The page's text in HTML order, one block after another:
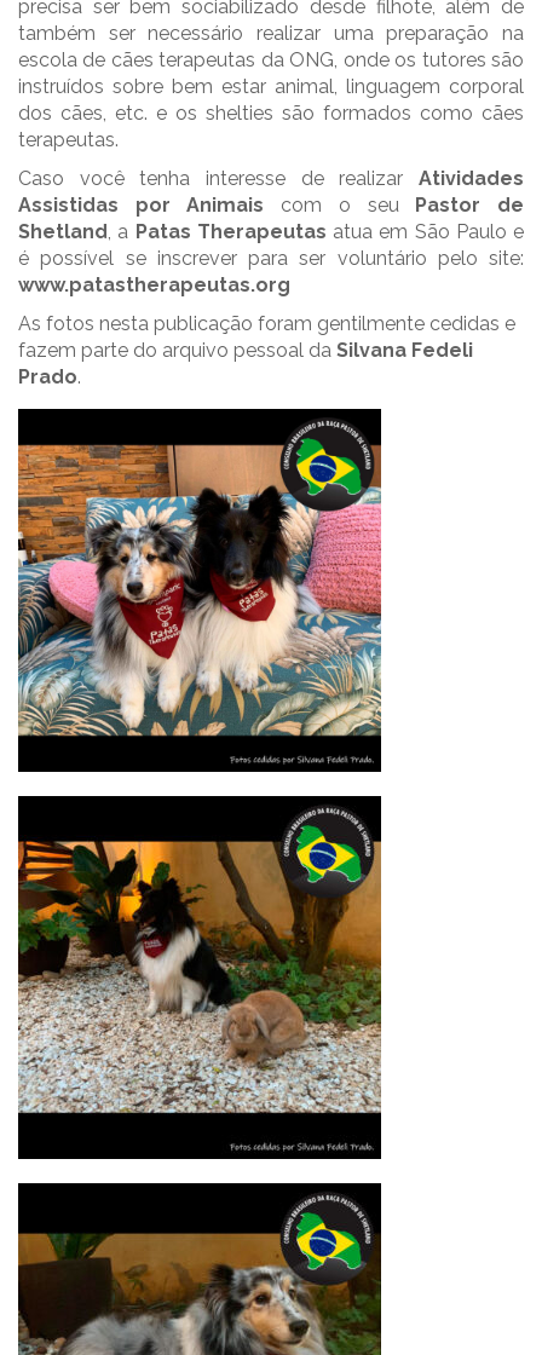
precisa ser bem sociabilizado desde filhote, além de
também ser necessário realizar uma preparação na
escola de cães terapeutas da ONG, onde os tutores são
instruídos sobre bem estar animal, linguagem corporal
dos cães, etc. e os shelties são formados como cães
terapeutas.
Caso você tenha interesse de realizar Atividades
Assistidas por Animais com o seu Pastor de
Shetland , a Patas Therapeutas atua em São Paulo e
é possível se inscrever para ser voluntário pelo site:
www.patastherapeutas.org
As fotos nesta publicação foram gentilmente cedidas e
fazem parte do arquivo pessoal da Silvana Fedeli
Prado.